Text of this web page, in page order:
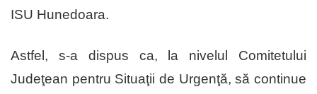
ISU Hunedoara.
Astfel, s-a dispus ca, la nivelul Comitetului
Judeţean pentru Situaţii de Urgenţă, să continue